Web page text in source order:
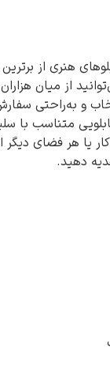
هنری از
از میان
و به‌راحتی
متناسب با
یا هر فضای دیگر
دهید.